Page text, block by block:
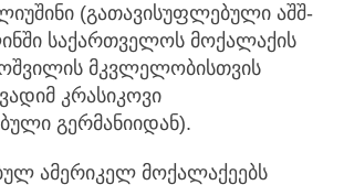
(გათავისუფლებული აშშ-
საქართველოს მოქალაქის
მკვლელობისთვის
კრასიკოვი
გერმანიიდან).
ამერიკელ მოქალაქეებს